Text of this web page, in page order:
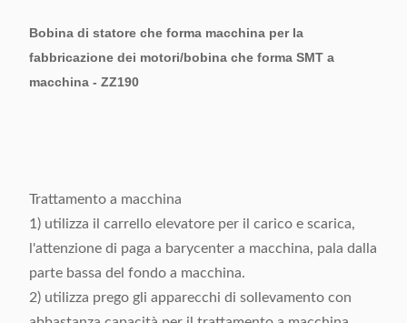
Bobina di statore che forma macchina per la
fabbricazione dei motori/bobina che forma SMT a
macchina - ZZ190
Trattamento a macchina
1) utilizza il carrello elevatore per il carico e scarica,
l'attenzione di paga a barycenter a macchina, pala dalla
parte bassa del fondo a macchina.
2) utilizza prego gli apparecchi di sollevamento con